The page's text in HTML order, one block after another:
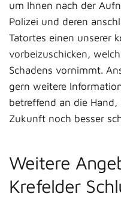
um Ihnen nach der
Polizei und deren
Tatortes einen unserer
vorbeizuschicken,
Schadens vornimmt.
gern weitere
betreffend an die
Zukunft noch besser
Weitere
Krefelder